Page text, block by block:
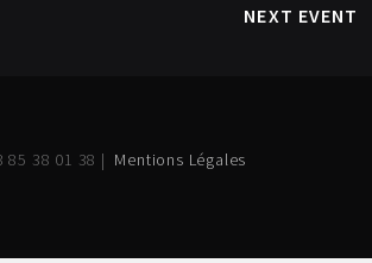
NEXT EVENT
85 38 01 38 | Mentions Légales